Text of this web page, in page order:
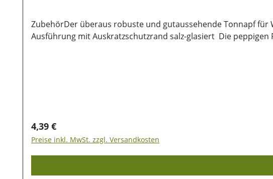
ZubehörDer überaus robuste und gutaussehende Tonnapf für Wasser
Ausführung mit
Regulärer Preis:
4,39 €
Preise inkl. MwSt. zzgl. Versandkosten